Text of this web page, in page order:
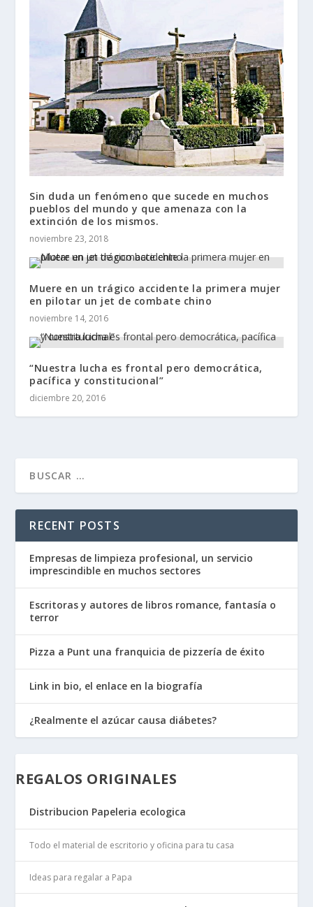
Sin duda un fenómeno que sucede en muchos
pueblos del mundo y que amenaza con la
extinción de los mismos.
noviembre 23, 2018
Muere en un trágico accidente la primera mujer
en pilotar un jet de combate chino
noviembre 14, 2016
“Nuestra lucha es frontal pero democrática,
pacífica y constitucional”
diciembre 20, 2016
RECENT POSTS
Empresas de limpieza profesional, un servicio
imprescindible en muchos sectores
Escritoras y autores de libros romance, fantasía o
terror
Pizza a Punt una franquicia de pizzería de éxito
Link in bio, el enlace en la biografía
¿Realmente el azúcar causa diábetes?
REGALOS ORIGINALES
Distribucion Papeleria ecologica
Todo el material de escritorio y oficina para tu casa
Ideas para regalar a Papa